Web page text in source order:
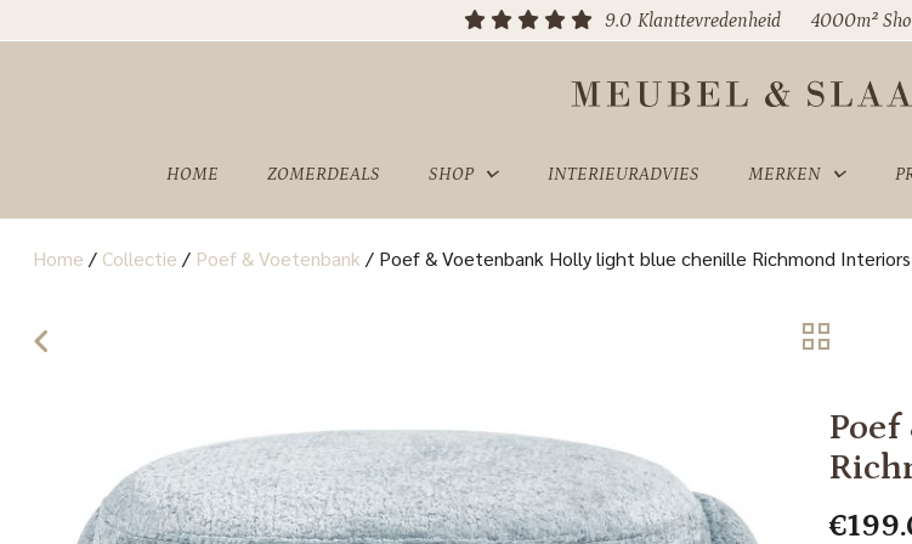
9.0 Klanttevredenheid 4000m²
HOME ZOMERDEALS SHOP INTERIEURADVIES MERKEN
SHOWROOM
Home / Collectie / Poef & Voetenbank / Poef & Voetenbank Holly light blue chenille Richmond Interiors
€